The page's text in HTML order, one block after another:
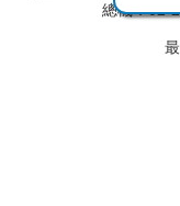
總機：02-